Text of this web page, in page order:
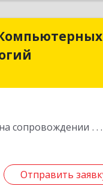
сопровождении
Отправить
Центр
Отправить